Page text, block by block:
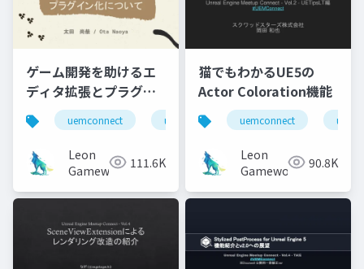
ゲーム開発を助けるエ
ディタ拡張とプラグイ
ン化について
uemconnect ue5
Leon
Gameworks111.6K
猫でもわかるUE5の
Actor Coloration機能
uemconnect ue5
Leon
Gameworks 90.8K